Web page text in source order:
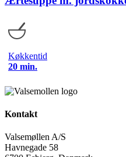
Køkkentid
20 min.
Kontakt
Valsemøllen A/S
Havnegade 58